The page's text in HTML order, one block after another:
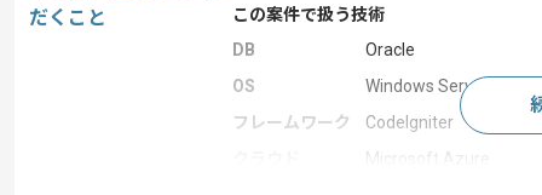
だくこと
この案件で扱う技術
DB
Oracle
OS
Windows Server
フレームワーク
CodeIgniter
Microsoft Azure